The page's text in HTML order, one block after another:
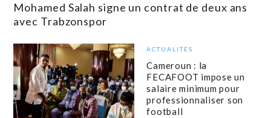
Mohamed Salah signe un contrat de deux ans
avec Trabzonspor
ACTUALITÉS
Cameroun : la
FECAFOOT impose un
salaire minimum pour
professionnaliser son
football